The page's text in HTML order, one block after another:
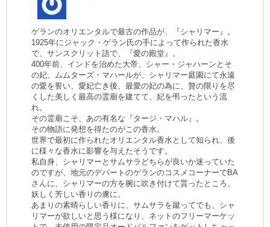
ゲランのオリエンタルで最古の作品が、『シャリマー』。
1925年にジャック・ゲラン氏の手によって作られた香水
で、サンスクリット語で、『愛の殿堂』。
400年前、インドを治めた大帝、シャー・ジャハーンとそ
の妃、ムムターズ・マハールが、シャリマー庭園にて永遠
の愛を誓い、愛妃亡き後、最愛の妃の為に、贅の限りを尽
くした美しく最高の霊廟を建てて、妃を弔ったという流
れ。
その霊廟こそ、あの有名な『タージ・マハル』。
その物語に発想を得たのがこの香水。
世界で最初に作られたオリエンタル香水として知られ、後
に様々な香水に影響を与えたそうです。
私自身、シャリマーとサムサラどちらが良いか迷っていた
のですが、地元のデパートのゲランのコスメコーナーでBA
さんに、シャリマーの方を腕に吹き付けて貰ったところ、
妖しく芳しい香りの虜に。
あまりの素晴らしい香りに、サムサラを蹴ってでも、シャ
リマーが欲しいと思う様になり、ネットのフリーマーケッ